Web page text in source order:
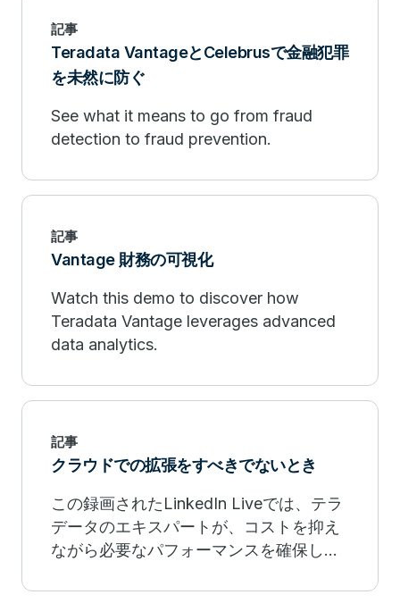
記事
Teradata VantageとCelebrusで金融犯罪
を未然に防ぐ
See what it means to go from fraud
detection to fraud prevention.
記事
Vantage 財務の可視化
Watch this demo to discover how
Teradata Vantage leverages advanced
data analytics.
記事
クラウドでの拡張をすべきでないとき
この録画されたLinkedIn Liveでは、テラ
データのエキスパートが、コストを抑え
ながら必要なパフォーマンスを確保しな
い場合についてご説明します。